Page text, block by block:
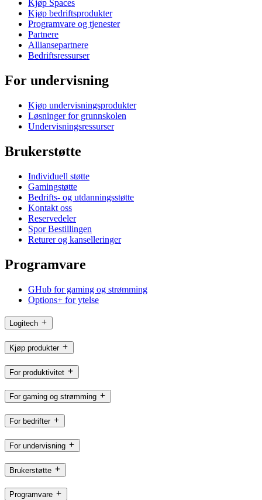
Kjøp Spaces
Kjøp bedriftsprodukter
Programvare og tjenester
Partnere
Alliansepartnere
Bedriftsressurser
For undervisning
Kjøp undervisningsprodukter
Løsninger for grunnskolen
Undervisningsressurser
Brukerstøtte
Individuell støtte
Gamingstøtte
Bedrifts- og utdanningsstøtte
Kontakt oss
Reservedeler
Spor Bestillingen
Returer og kanselleringer
Programvare
GHub for gaming og strømming
Options+ for ytelse
Logitech
Kjøp produkter
For produktivitet
For gaming og strømming
For bedrifter
For undervisning
Brukerstøtte
Programvare